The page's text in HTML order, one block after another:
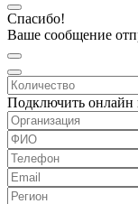
Спасибо!
Ваше сообщение
Подключить онлайн